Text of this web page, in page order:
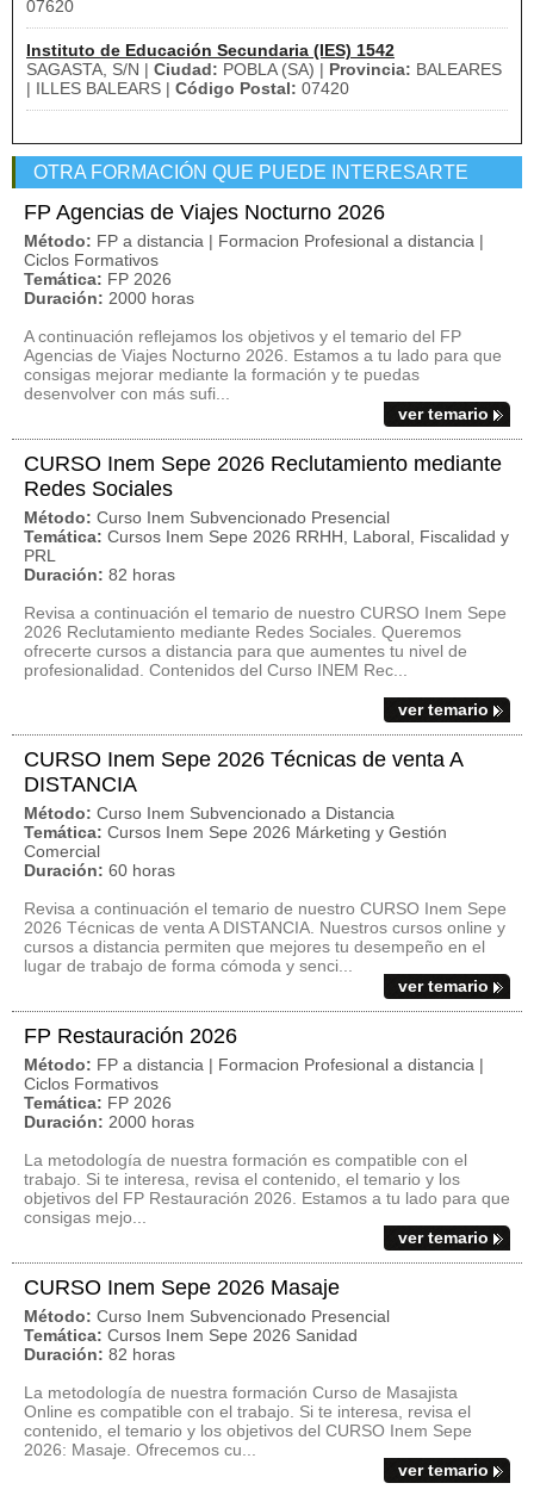
07620
Instituto de Educación Secundaria (IES) 1542
SAGASTA, S/N | Ciudad: POBLA (SA) | Provincia: BALEARES
| ILLES BALEARS | Código Postal: 07420
OTRA FORMACIÓN QUE PUEDE INTERESARTE
FP Agencias de Viajes Nocturno 2026
Método: FP a distancia | Formacion Profesional a distancia |
Ciclos Formativos
Temática: FP 2026
Duración: 2000 horas
A continuación reflejamos los objetivos y el temario del FP
Agencias de Viajes Nocturno 2026. Estamos a tu lado para que
consigas mejorar mediante la formación y te puedas
desenvolver con más sufi...
ver temario
CURSO Inem Sepe 2026 Reclutamiento mediante
Redes Sociales
Método: Curso Inem Subvencionado Presencial
Temática: Cursos Inem Sepe 2026 RRHH, Laboral, Fiscalidad y
PRL
Duración: 82 horas
Revisa a continuación el temario de nuestro CURSO Inem Sepe
2026 Reclutamiento mediante Redes Sociales. Queremos
ofrecerte cursos a distancia para que aumentes tu nivel de
profesionalidad. Contenidos del Curso INEM Rec...
ver temario
CURSO Inem Sepe 2026 Técnicas de venta A
DISTANCIA
Método: Curso Inem Subvencionado a Distancia
Temática: Cursos Inem Sepe 2026 Márketing y Gestión
Comercial
Duración: 60 horas
Revisa a continuación el temario de nuestro CURSO Inem Sepe
2026 Técnicas de venta A DISTANCIA. Nuestros cursos online y
cursos a distancia permiten que mejores tu desempeño en el
lugar de trabajo de forma cómoda y senci...
ver temario
FP Restauración 2026
Método: FP a distancia | Formacion Profesional a distancia |
Ciclos Formativos
Temática: FP 2026
Duración: 2000 horas
La metodología de nuestra formación es compatible con el
trabajo. Si te interesa, revisa el contenido, el temario y los
objetivos del FP Restauración 2026. Estamos a tu lado para que
consigas mejo...
ver temario
CURSO Inem Sepe 2026 Masaje
Método: Curso Inem Subvencionado Presencial
Temática: Cursos Inem Sepe 2026 Sanidad
Duración: 82 horas
La metodología de nuestra formación Curso de Masajista
Online es compatible con el trabajo. Si te interesa, revisa el
contenido, el temario y los objetivos del CURSO Inem Sepe
2026: Masaje. Ofrecemos cu...
ver temario